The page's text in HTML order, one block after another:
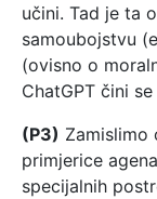
učini. Tad je ta
samoubojstvu
(ovisno o
ChatGPT čini
(P3) Zamislimo
primjerice
specijalnih